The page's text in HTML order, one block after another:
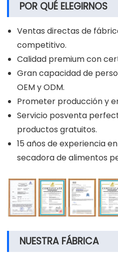
POR QUÉ ELEGIRNOS
Ventas directas de
competitivo.
Calidad premium con
Gran capacidad de
OEM y ODM.
Prometer producción y
Servicio posventa
productos gratuitos.
15 años de experiencia
secadora de alimentos
NUESTRA FÁBRICA